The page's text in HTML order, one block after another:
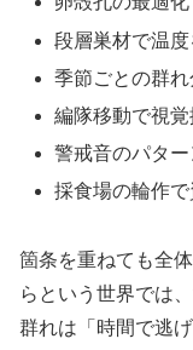
段層巣材で温
季節ごとの群
編隊移動で視
警戒音のパタ
採食場の輪作
箇条を重ねても全
らという世界では
群れは「時間で逃